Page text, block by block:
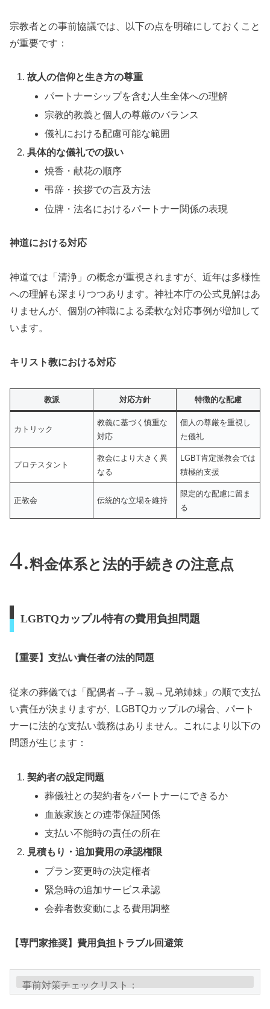
宗教者との事前協議では、以下の点を明確にしておくこと
が重要です：
故人の信仰と生き方の尊重
パートナーシップを含む人生全体への理解
宗教的教義と個人の尊厳のバランス
儀礼における配慮可能な範囲
具体的な儀礼での扱い
焼香・献花の順序
弔辞・挨拶での言及方法
位牌・法名におけるパートナー関係の表現
神道における対応
神道では「清浄」の概念が重視されますが、近年は多様性
への理解も深まりつつあります。神社本庁の公式見解はあ
りませんが、個別の神職による柔軟な対応事例が増加して
います。
キリスト教における対応
教派 対応方針 特徴的な配慮
カトリック
教義に基づく慎重な
対応
個人の尊厳を重視し
た儀礼
プロテスタント
教会により大きく異
なる
LGBT肯定派教会では
積極的支援
正教会 伝統的な立場を維持
限定的な配慮に留ま
る
料金体系と法的手続きの注意点
LGBTQカップル特有の費用負担問題
【重要】支払い責任者の法的問題
従来の葬儀では「配偶者→子→親→兄弟姉妹」の順で支払
い責任が決まりますが、LGBTQカップルの場合、パート
ナーに法的な支払い義務はありません。これにより以下の
問題が生じます：
契約者の設定問題
葬儀社との契約者をパートナーにできるか
血族家族との連帯保証関係
支払い不能時の責任の所在
見積もり・追加費用の承認権限
プラン変更時の決定権者
緊急時の追加サービス承認
会葬者数変動による費用調整
【専門家推奨】費用負担トラブル回避策
事前対策チェックリスト：